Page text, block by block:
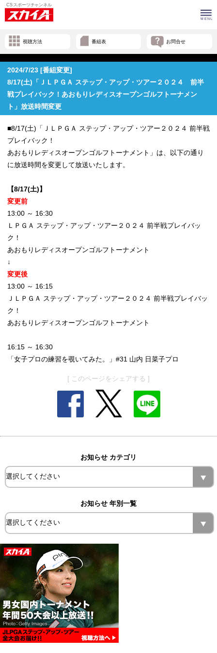
視聴方法 番組表 お問合せ
2024/7/23 [番組変更]
8/17(土)「ＪＬＰＧＡ ステップ・アップ・ツアー２０２４ 前半
戦プレイバック！あおもりレディスオープンゴルフトーナメン
ト」放送時間変更
■8/17(土)「ＪＬＰＧＡ ステップ・アップ・ツアー２０２４ 前半戦
プレイバック！
あおもりレディスオープンゴルフトーナメント」は、以下の通り
に放送時間を変更して放送いたします。
【8/17(土)】
変更前
13:00 ～ 16:30
ＬＰＧＡ ステップ・アップ・ツアー２０２４ 前半戦プレイバッ
ク！
あおもりレディスオープンゴルフトーナメント
↓
変更後
13:00 ～ 16:15
ＪＬＰＧＡ ステップ・アップ・ツアー２０２４ 前半戦プレイバッ
ク！
あおもりレディスオープンゴルフトーナメント
16:15 ～ 16:30
「女子プロの練習を覗いてみた。」#31 山内 日菜子プロ
[ このページをシェアする ]
お知らせ カテゴリ
お知らせ 年別一覧